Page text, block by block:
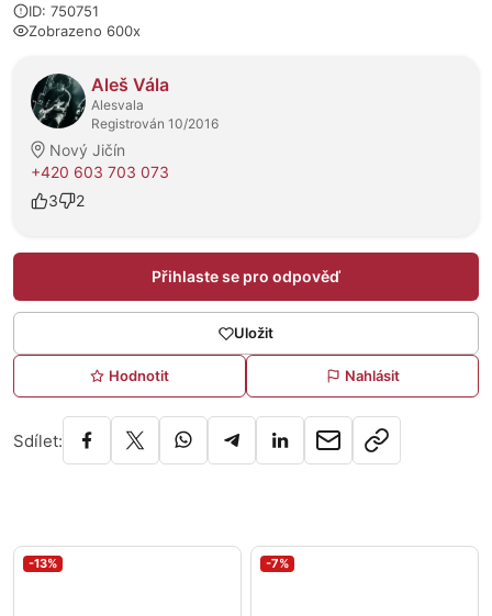
ID: 750751
Zobrazeno 600x
O prodejci
Aleš Vála
Alesvala
Registrován 10/2016
Nový Jičín
+420 603 703 073
3
2
Přihlaste se pro odpověď
Uložit
Hodnotit Nahlásit
Sdílet:
-13% -7%